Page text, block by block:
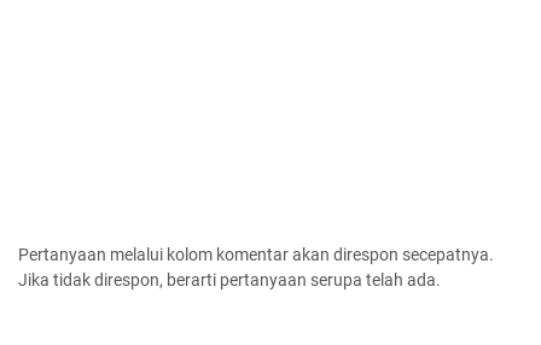
Pertanyaan melalui kolom komentar akan direspon secepatnya.
Jika tidak direspon, berarti pertanyaan serupa telah ada.